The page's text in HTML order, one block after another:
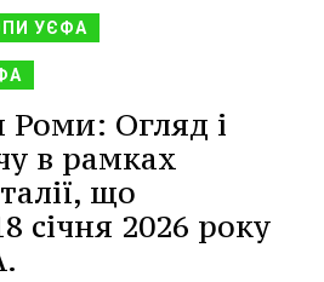
УЄФА
Роми: Огляд і
в рамках
що
січня 2026 року